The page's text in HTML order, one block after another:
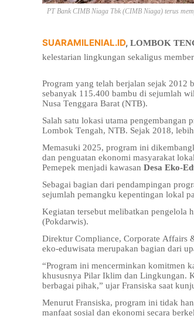
PT Bank CIMB Niaga Tbk (CIMB Niaga) terus
SUARAMILENIAL.ID, LOMBOK
kelestarian lingkungan sekaligus
Program yang telah berjalan sejak 2012
sebanyak 115.400 bambu di sejumlah
Nusa Tenggara Barat (NTB).
Salah satu lokasi utama
Lombok Tengah, NTB. Sejak 2018,
Memasuki 2025, program ini
dan penguatan ekonomi masyarakat
Pemepek menjadi kawasan Desa Eko-
Sebagai bagian dari pendampingan
sejumlah pemangku kepentingan lokal
Kegiatan tersebut melibatkan pengelola
(Pokdarwis).
Direktur Compliance, Corporate Affairs
eko-eduwisata merupakan bagian dari
“Program ini mencerminkan komitmen
khususnya Pilar Iklim dan Lingkungan.
berbagai pihak,” ujar Fransiska saat
Menurut Fransiska, program ini tidak
manfaat sosial dan ekonomi secara